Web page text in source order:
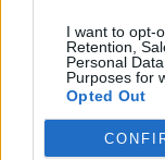
I want to opt-
Retention,
Personal
Purposes for
Opted Out